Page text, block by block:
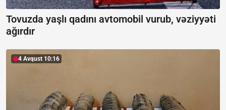
Tovuzda yaşlı qadını avtomobil vurub, vəziyyəti
ağırdır
4 Avqust 10:16